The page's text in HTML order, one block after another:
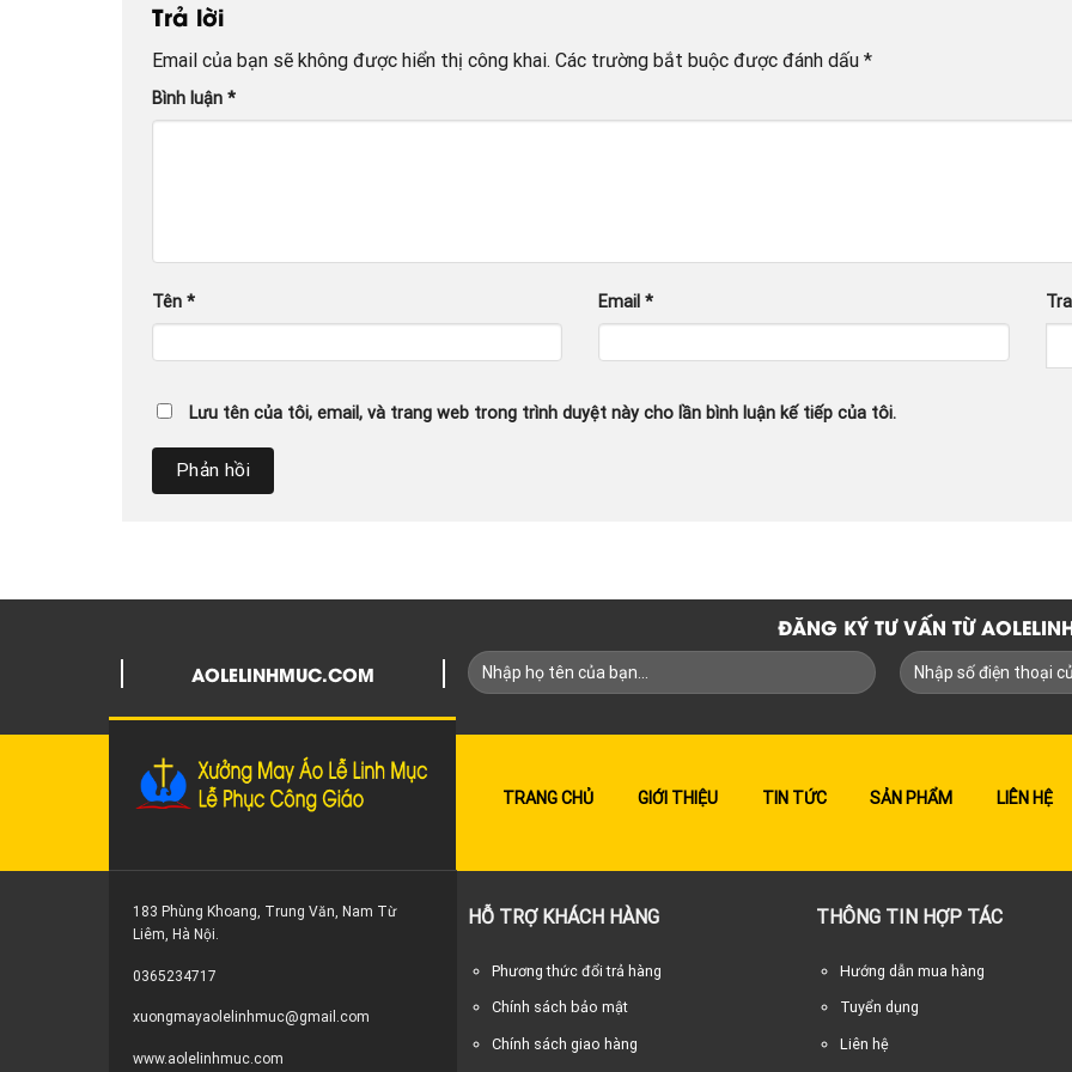
Trả lời
Email của bạn sẽ không được hiển thị công khai. Các trường bắt buộc được đánh dấu *
Bình luận *
Tên * Email*
Lưu tên của tôi, email, và trang web trong trình duyệt này cho lần bình luận kế tiếp của tôi.
AOLELINHMUC.COM
ĐĂNG KÝ TƯ VẤN TỪ
TRANG CHỦ GIỚI THIỆU TIN TỨC SẢN PHẨM LIÊN HỆ
183 Phùng Khoang, Trung Văn, Nam Từ
Liêm, Hà Nội.
0365234717
xuongmayaolelinhmuc@gmail.com
www.aolelinhmuc.com
HỖ TRỢ KHÁCH HÀNG
Phương thức đổi trả hàng
Chính sách bảo mật
Chính sách giao hàng
THÔNG TIN HỢP TÁC
Hướng dẫn mua hàng
Tuyển dụng
Liên hệ